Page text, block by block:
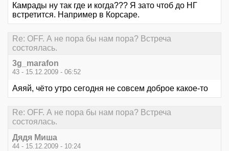
Камрады ну так где и когда??? Я зато чтоб до НГ
встретится. Например в Корсаре.
Re: OFF. А не пора бы нам пора? Встреча
состоялась.
3g_marafon
43 - 15.12.2009 - 06:52
Аяяй, чёто утро сегодня не совсем доброе какое-то
Re: OFF. А не пора бы нам пора? Встреча
состоялась.
Дядя Миша
44 - 15.12.2009 - 10:24